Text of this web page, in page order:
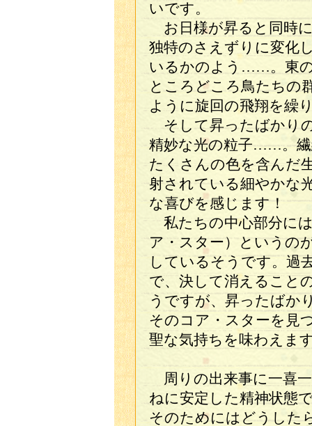
いです。
お日様が昇ると同時
独特のさえずりに変化
いるかのよう……。東
ところどころ鳥たちの
ように旋回の飛翔を繰
そして昇ったばかり
精妙な光の粒子……。繊
たくさんの色を含んだ
射されている細やかな
な喜びを感じます！
私たちの中心部分に
ア・スター）というの
しているそうです。過
で、決して消えること
うですが、昇ったばか
そのコア・スターを見
聖な気持ちを味わえま
周りの出来事に一喜
ねに安定した精神状態
そのためにはどうし